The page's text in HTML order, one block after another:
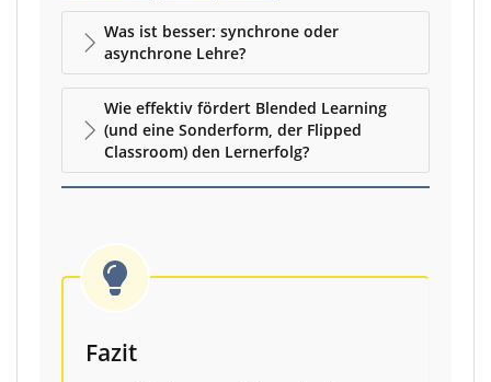
Was ist besser: synchrone oder
asynchrone Lehre?
Wie effektiv fördert Blended Learning
(und eine Sonderform, der Flipped
Classroom) den Lernerfolg?
Fazit